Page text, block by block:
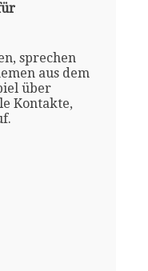
sprechen
aus dem
über
Kontakte,